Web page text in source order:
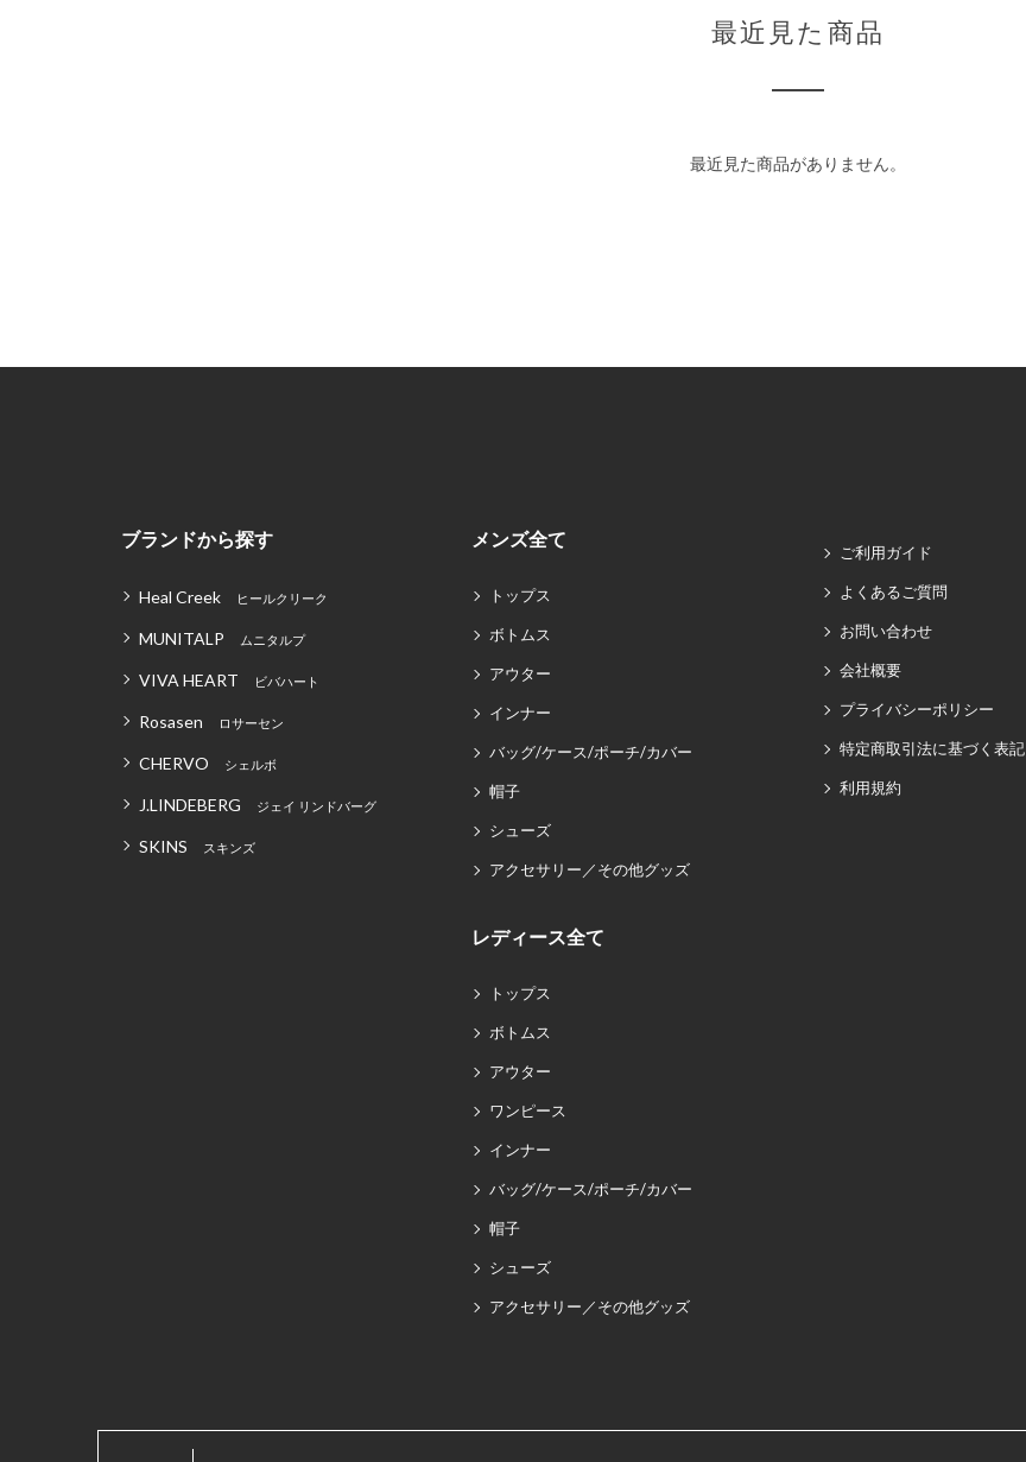
最近見た商品
最近見た商品がありません。
ブランドから探す
Heal Creek ヒールクリーク
MUNITALP ムニタルプ
VIVA HEART ビバハート
Rosasen ロサーセン
CHERVO シェルボ
J.LINDEBERG ジェイ リンドバーグ
SKINS スキンズ
メンズ全て
トップス
ボトムス
アウター
インナー
バッグ/ケース/ポーチ/カバー
帽子
シューズ
アクセサリー／その他グッズ
レディース全て
トップス
ボトムス
アウター
ワンピース
インナー
バッグ/ケース/ポーチ/カバー
帽子
シューズ
アクセサリー／その他グッズ
ご利用ガイド
よくあるご質問
お問い合わせ
会社概要
プライバシーポリシー
特定商取引法に基づく表記
利用規約